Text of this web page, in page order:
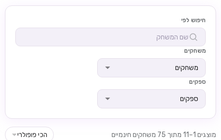
חיפוש לפי
משחקים
משחקים
ספקים
ספקים
מוצגים 1–11 מתוך 75 משחקים חינמיים הכי פופולרי